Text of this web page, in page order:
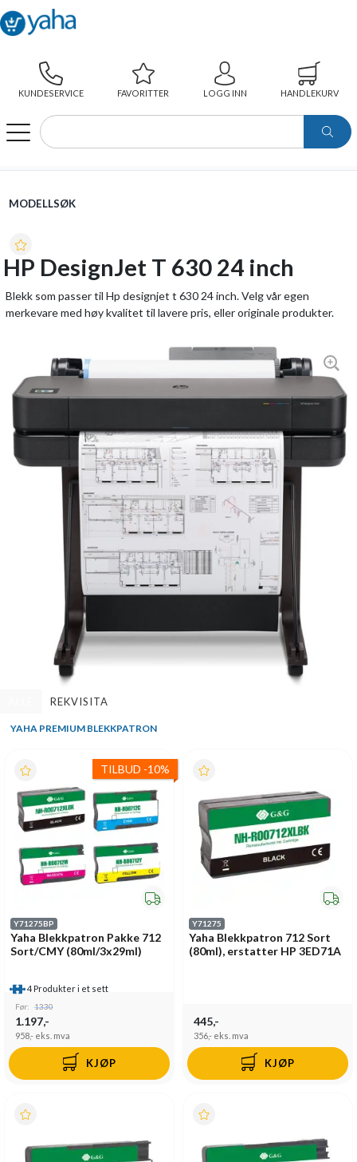
KUNDESERVICE FAVORITTER LOGG INN HANDLEKURV
WEBSHOP
MODELLSØK
HP DesignJet T 630 24 inch
Blekk som passer til Hp designjet t 630 24 inch. Velg vår egen
merkevare med høy kvalitet til lavere pris, eller originale produkter.
REKVISITA
YAHA PREMIUM BLEKKPATRON
TILBUD -10%
Y71275BP
Yaha Blekkpatron Pakke 712
Sort/CMY (80ml/3x29ml)
4 Produkter i et sett
Før: 1330
1.197,-
958,- eks. mva
KJØP
Y71275
Yaha Blekkpatron 712 Sort
(80ml), erstatter HP 3ED71A
445,-
356,- eks. mva
KJØP